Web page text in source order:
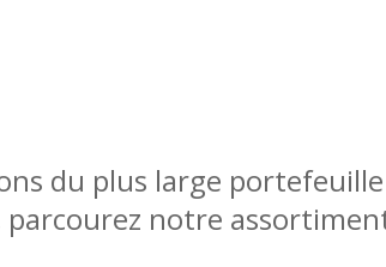
du plus large
parcourez notre